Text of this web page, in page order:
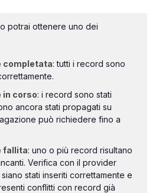
potrai ottenere uno dei
completata: tutti i record sono
in corso: i record sono stati
ancora stati propagati su
può richiedere fino a
fallita: uno o più record risultano
Verifica con il provider
stati inseriti correttamente e
conflitti con record già